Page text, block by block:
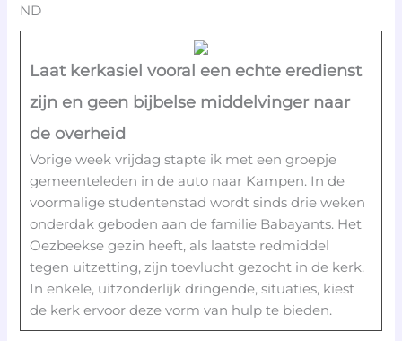
ND
Laat kerkasiel vooral een echte eredienst
zijn en geen bijbelse middelvinger naar
de overheid
Vorige week vrijdag stapte ik met een groepje
gemeenteleden in de auto naar Kampen. In de
voormalige studentenstad wordt sinds drie weken
onderdak geboden aan de familie Babayants. Het
Oezbeekse gezin heeft, als laatste redmiddel
tegen uitzetting, zijn toevlucht gezocht in de kerk.
In enkele, uitzonderlijk dringende, situaties, kiest
de kerk ervoor deze vorm van hulp te bieden.